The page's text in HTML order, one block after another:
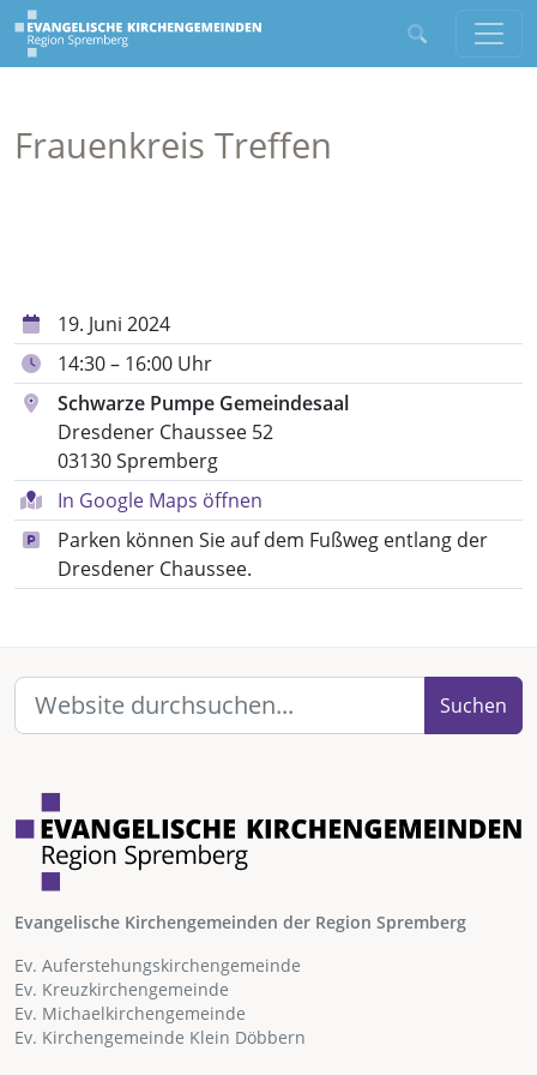
Frauenkreis Treffen
19. Juni 2024
14:30 – 16:00 Uhr
Schwarze Pumpe Gemeindesaal
Dresdener Chaussee 52
03130 Spremberg
In Google Maps öffnen
Parken können Sie auf dem Fußweg entlang der
Dresdener Chaussee.
Suchen
Evangelische Kirchengemeinden der Region Spremberg
Ev. Auferstehungskirchengemeinde
Ev. Kreuzkirchengemeinde
Ev. Michaelkirchengemeinde
Ev. Kirchengemeinde Klein Döbbern